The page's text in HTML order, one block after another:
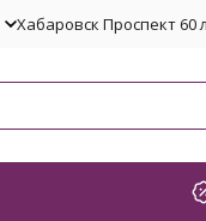
Хабаровск Проспект 60